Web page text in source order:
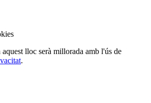
lloc serà millorada amb l'ús de
.